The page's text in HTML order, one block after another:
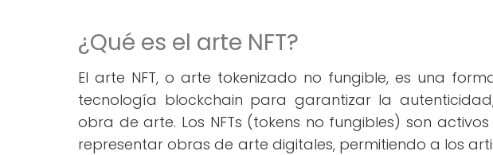
¿Qué es el arte NFT?
El arte NFT, o arte tokenizado no fungible, es una
tecnología blockchain para garantizar la
obra de arte. Los NFTs (tokens no fungibles) son
representar obras de arte digitales, permitiendo a los